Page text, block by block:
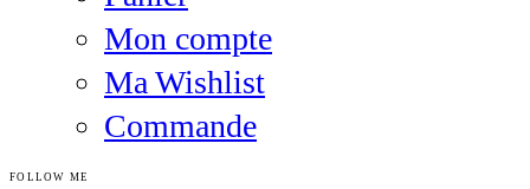
Mon compte
Ma Wishlist
Commande
FOLLOW ME